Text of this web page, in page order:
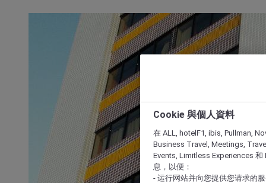
Cookie 與個人資料
在 ALL, hotelF1, ibis, Pullman,
Business Travel, Meetings,
Events, Limitless Experiences 和
息，以便：
- 运行网站并向您提供您请求的